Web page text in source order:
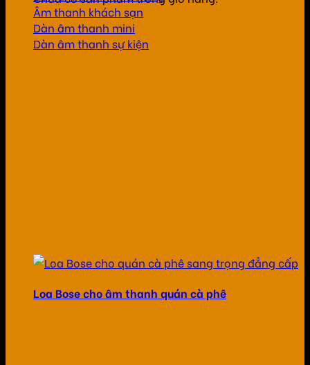
Âm thanh khách sạn
Dàn âm thanh mini
Dàn âm thanh sự kiện
Loa Bose cho âm thanh quán cà phê